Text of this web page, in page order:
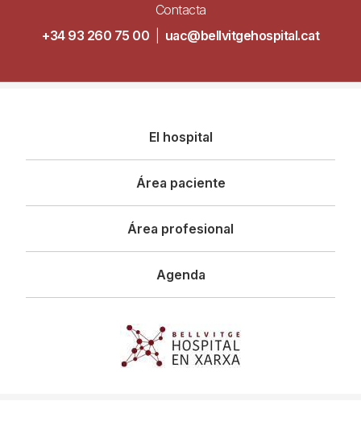
Contacta
+34 93 260 75 00
uac@bellvitgehospital.cat
principal
El hospital
Área paciente
Área profesional
Agenda